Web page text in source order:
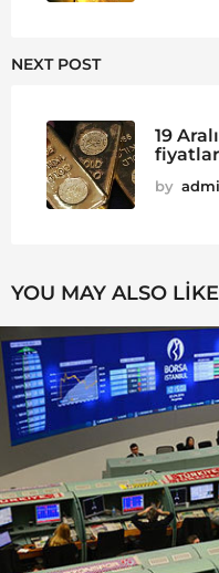
NEXT POST
19
by
YOU MAY ALSO LIKE